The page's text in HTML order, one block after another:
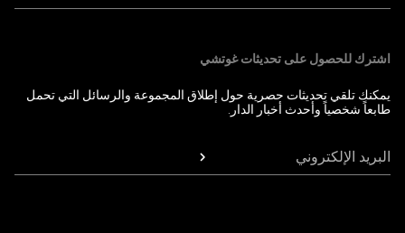
اشترك للحصول على تحديثات غوتشي
يمكنك تلقي تحديثات حصرية حول إطلاق المجموعة والرسائل التي تحمل
طابعاً شخصياً وأحدث أخبار الدار.
البريد الإلكتروني